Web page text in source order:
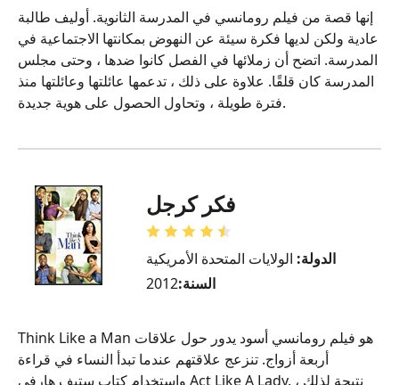
إنها قصة من فيلم رومانسي في المدرسة الثانوية. أوليف طالبة
عادية ولكن لديها فكرة سيئة عن النهوض بمكانتها الاجتماعية في
المدرسة. اتضح أن زملائها في الفصل كانوا ضدها ، وحتى مجلس
المدرسة كان قلقًا. علاوة على ذلك ، تدعمها عائلتها وعائلتها منذ
فترة طويلة ، وتحاول الحصول على هوية جديدة.
فكر كرجل
الدولة: الولايات المتحدة الأمريكية
السنة:2012
Think Like a Man هو فيلم رومانسي أسود يدور حول علاقات
أربعة أزواج. تنزعج علاقتهم عندما تبدأ النساء في قراءة
واستخدام كتاب ستيف هارفي Act Like A Lady. نتيجة لذلك ،